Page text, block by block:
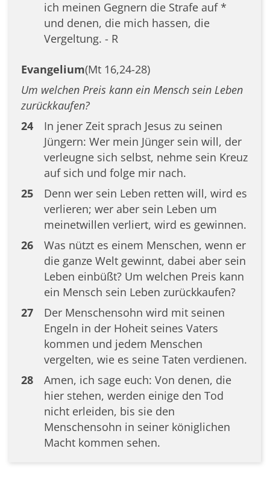
ich meinen Gegnern die Strafe auf *
und denen, die mich hassen, die
Vergeltung. - R
Evangelium(Mt 16,24-28)
Um welchen Preis kann ein Mensch sein Leben
zurückkaufen?
24
In jener Zeit sprach Jesus zu seinen
Jüngern: Wer mein Jünger sein will, der
verleugne sich selbst, nehme sein Kreuz
auf sich und folge mir nach.
25
Denn wer sein Leben retten will, wird es
verlieren; wer aber sein Leben um
meinetwillen verliert, wird es gewinnen.
26
Was nützt es einem Menschen, wenn er
die ganze Welt gewinnt, dabei aber sein
Leben einbüßt? Um welchen Preis kann
ein Mensch sein Leben zurückkaufen?
27
Der Menschensohn wird mit seinen
Engeln in der Hoheit seines Vaters
kommen und jedem Menschen
vergelten, wie es seine Taten verdienen.
28
Amen, ich sage euch: Von denen, die
hier stehen, werden einige den Tod
nicht erleiden, bis sie den
Menschensohn in seiner königlichen
Macht kommen sehen.